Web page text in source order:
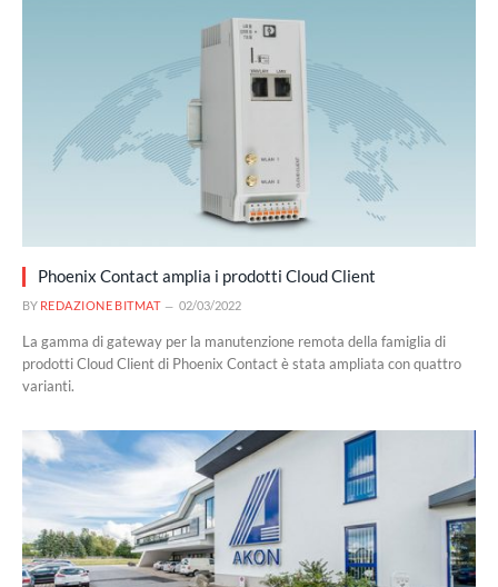
Phoenix Contact amplia i prodotti Cloud Client
BY REDAZIONE BITMAT 02/03/2022
La gamma di gateway per la manutenzione remota della famiglia di
prodotti Cloud Client di Phoenix Contact è stata ampliata con quattro
varianti.